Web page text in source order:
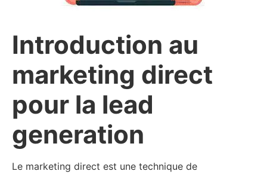
Introduction au
marketing direct
pour la lead
generation
Le marketing direct est une technique de